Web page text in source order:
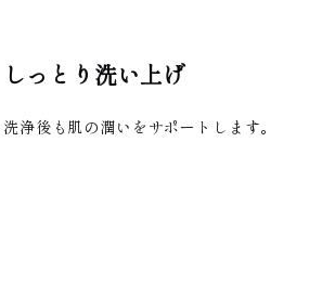
しっとり洗い上げ
洗浄後も肌の潤いをサポートします。